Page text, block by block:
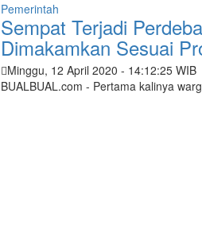
Pemerintah
Sempat Terjadi
Dimakamkan Sesuai
Minggu, 12 April 2020 - 14:12:25 WIB
BUALBUAL.com - Pertama kalinya